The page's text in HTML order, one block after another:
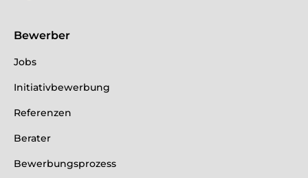
Bewerber
Jobs
Initiativbewerbung
Referenzen
Berater
Bewerbungsprozess